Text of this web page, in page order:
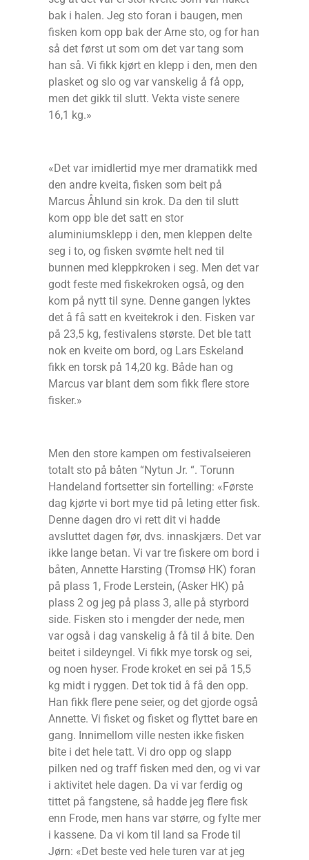
bak i halen. Jeg sto foran i baugen, men
fisken kom opp bak der Arne sto, og for han
så det først ut som om det var tang som
han så. Vi fikk kjørt en klepp i den, men den
plasket og slo og var vanskelig å få opp,
men det gikk til slutt. Vekta viste senere
16,1 kg.»
«Det var imidlertid mye mer dramatikk med
den andre kveita, fisken som beit på
Marcus Åhlund sin krok. Da den til slutt
kom opp ble det satt en stor
aluminiumsklepp i den, men kleppen delte
seg i to, og fisken svømte helt ned til
bunnen med kleppkroken i seg. Men det var
godt feste med fiskekroken også, og den
kom på nytt til syne. Denne gangen lyktes
det å få satt en kveitekrok i den. Fisken var
på 23,5 kg, festivalens største. Det ble tatt
nok en kveite om bord, og Lars Eskeland
fikk en torsk på 14,20 kg. Både han og
Marcus var blant dem som fikk flere store
fisker.»
Men den store kampen om festivalseieren
totalt sto på båten “Nytun Jr. “. Torunn
Handeland fortsetter sin fortelling: «Første
dag kjørte vi bort mye tid på leting etter fisk.
Denne dagen dro vi rett dit vi hadde
avsluttet dagen før, dvs. innaskjærs. Det var
ikke lange betan. Vi var tre fiskere om bord i
båten, Annette Harsting (Tromsø HK) foran
på plass 1, Frode Lerstein, (Asker HK) på
plass 2 og jeg på plass 3, alle på styrbord
side. Fisken sto i mengder der nede, men
var også i dag vanskelig å få til å bite. Den
beitet i sildeyngel. Vi fikk mye torsk og sei,
og noen hyser. Frode kroket en sei på 15,5
kg midt i ryggen. Det tok tid å få den opp.
Han fikk flere pene seier, og det gjorde også
Annette. Vi fisket og fisket og flyttet bare en
gang. Innimellom ville nesten ikke fisken
bite i det hele tatt. Vi dro opp og slapp
pilken ned og traff fisken med den, og vi var
i aktivitet hele dagen. Da vi var ferdig og
tittet på fangstene, så hadde jeg flere fisk
enn Frode, men hans var større, og fylte mer
i kassene. Da vi kom til land sa Frode til
Jørn: «Det beste ved hele turen var at jeg